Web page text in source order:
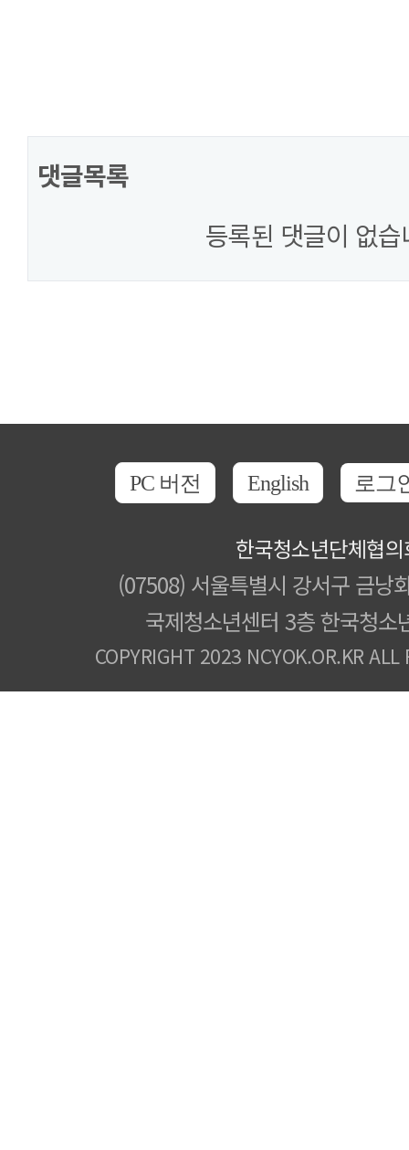
댓글목록
등록된 댓글이 없습
PC 버전 English 로그
한국청소년단체협
(07508) 서울특별시 강서구 금낭
국제청소년센터 3층 한국청소
COPYRIGHT 2023 NCYOK.OR.KR ALL